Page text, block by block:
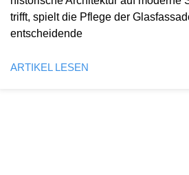
trifft, spielt die Pflege der
entscheidende
ARTIKEL LESEN